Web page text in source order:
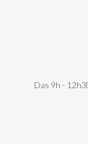
Das 9h -